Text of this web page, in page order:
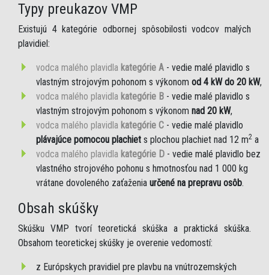
Typy preukazov VMP
Existujú 4 kategórie odbornej spôsobilosti vodcov malých
plavidiel:
vodca malého plavidla kategórie A - vedie malé plavidlo s
vlastným strojovým pohonom s výkonom od 4 kW do 20 kW,
vodca malého plavidla kategórie B - vedie malé plavidlo s
vlastným strojovým pohonom s výkonom nad 20 kW,
vodca malého plavidla kategórie C - vedie malé plavidlo
plávajúce pomocou plachiet s plochou plachiet nad 12 m2 a
vodca malého plavidla kategórie D - vedie malé plavidlo bez
vlastného strojového pohonu s hmotnosťou nad 1 000 kg
vrátane dovoleného zaťaženia určené na prepravu osôb.
Obsah skúšky
Skúšku VMP tvorí teoretická skúška a praktická skúška.
Obsahom teoretickej skúšky je overenie vedomostí:
z Európskych pravidiel pre plavbu na vnútrozemských